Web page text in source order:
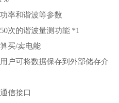
率和谐波等参数
次的谐波量测功能 *1
买/卖电能
户可将数据保存到外部储存介
信接口